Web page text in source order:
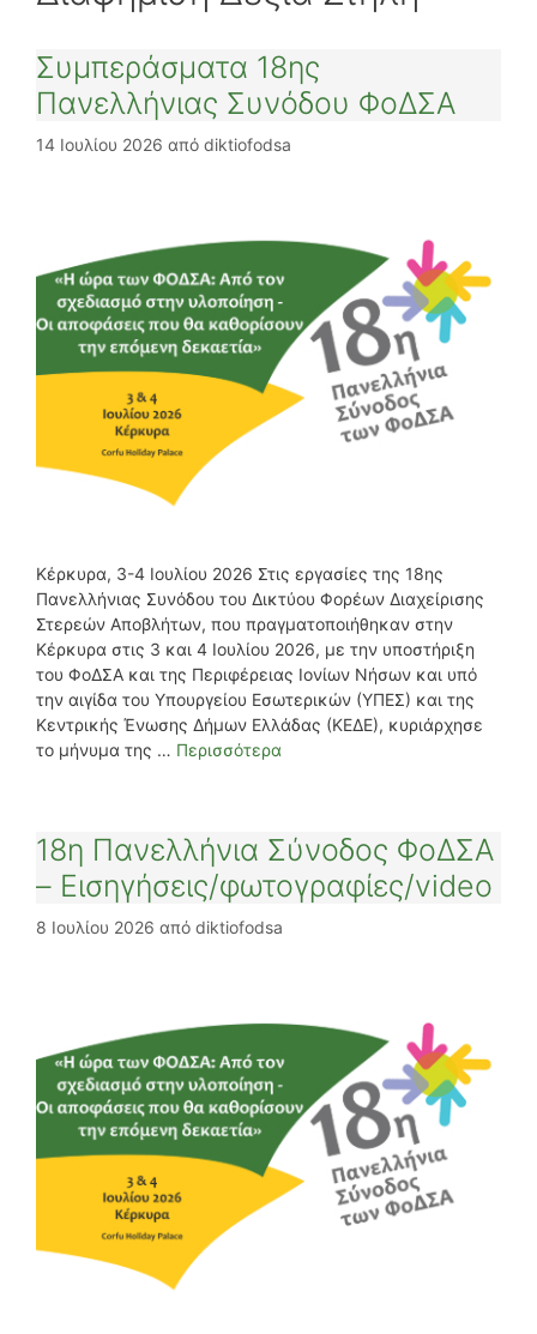
Συμπεράσματα 18ης
Πανελλήνιας Συνόδου ΦοΔΣΑ
14 Ιουλίου 2026 από diktiofodsa
Κέρκυρα, 3-4 Ιουλίου 2026 Στις εργασίες της 18ης
Πανελλήνιας Συνόδου του Δικτύου Φορέων Διαχείρισης
Στερεών Αποβλήτων, που πραγματοποιήθηκαν στην
Κέρκυρα στις 3 και 4 Ιουλίου 2026, με την υποστήριξη
του ΦοΔΣΑ και της Περιφέρειας Ιονίων Νήσων και υπό
την αιγίδα του Υπουργείου Εσωτερικών (ΥΠΕΣ) και της
Κεντρικής Ένωσης Δήμων Ελλάδας (ΚΕΔΕ), κυριάρχησε
το μήνυμα της … Περισσότερα
18η Πανελλήνια Σύνοδος ΦοΔΣΑ
– Εισηγήσεις/φωτογραφίες/video
8 Ιουλίου 2026 από diktiofodsa